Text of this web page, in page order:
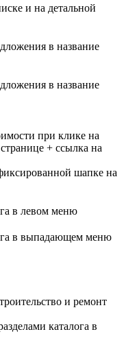
и на детальной
в название
в название
при клике на
+ ссылка на
шапке на
в левом меню
в выпадающем меню
и ремонт
каталога в